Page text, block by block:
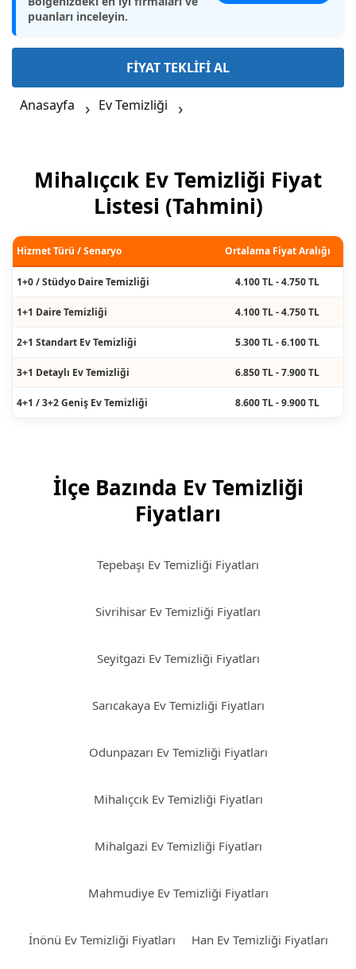
puanları inceleyin.
FİYAT TEKLİFİ AL
Anasayfa Ev Temizliği
Mihalıçcık Ev Temizliği Fiyat
Listesi (Tahmini)
Hizmet Türü / Senaryo Ortalama Fiyat Aralığı
1+0 / Stüdyo Daire Temizliği 4.100 TL - 4.750 TL
1+1 Daire Temizliği 4.100 TL - 4.750 TL
2+1 Standart Ev Temizliği 5.300 TL - 6.100 TL
3+1 Detaylı Ev Temizliği 6.850 TL - 7.900 TL
4+1 / 3+2 Geniş Ev Temizliği 8.600 TL - 9.900 TL
İlçe Bazında Ev Temizliği
Fiyatları
Tepebaşı Ev Temizliği Fiyatları
Sivrihisar Ev Temizliği Fiyatları
Seyitgazi Ev Temizliği Fiyatları
Sarıcakaya Ev Temizliği Fiyatları
Odunpazarı Ev Temizliği Fiyatları
Mihalıçcık Ev Temizliği Fiyatları
Mihalgazi Ev Temizliği Fiyatları
Mahmudiye Ev Temizliği Fiyatları
İnönü Ev Temizliği Fiyatları Han Ev Temizliği Fiyatları